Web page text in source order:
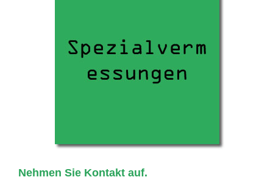
Nehmen Sie Kontakt auf.